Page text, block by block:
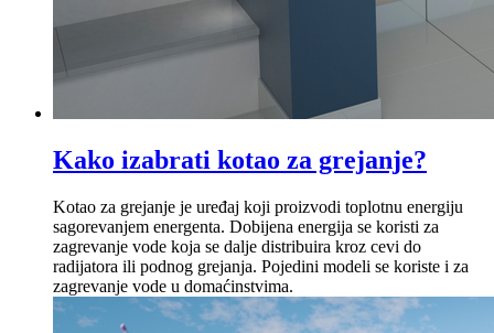
Kako izabrati kotao za grejanje?
Kotao za grejanje je uređaj koji proizvodi toplotnu energiju
sagorevanjem energenta. Dobijena energija se koristi za
zagrevanje vode koja se dalje distribuira kroz cevi do
radijatora ili podnog grejanja. Pojedini modeli se koriste i za
zagrevanje vode u domaćinstvima.